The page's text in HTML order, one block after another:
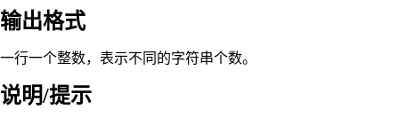
输出格式
一行一个整数，表示不同的字符串个数。
说明/提示